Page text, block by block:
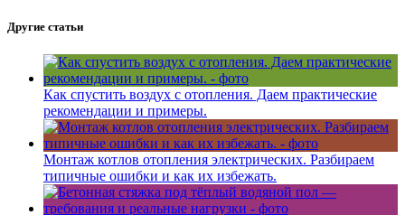
Другие статьи
Как спустить воздух с отопления. Даем практические
рекомендации и примеры.
Монтаж котлов отопления электрических. Разбираем
типичные ошибки и как их избежать.